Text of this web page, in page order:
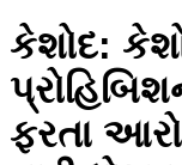
કેશોદ:
ફરતા